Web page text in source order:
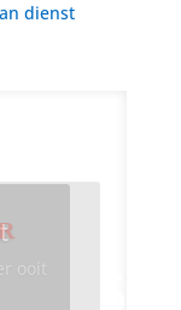
dienst
ooit